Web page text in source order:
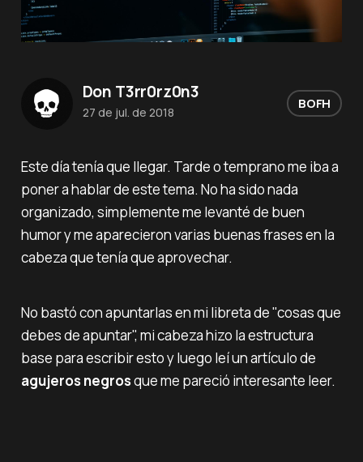
Este día tenía que llegar. Tarde o temprano me iba a
poner a hablar de este tema. No ha sido nada
organizado, simplemente me levanté de buen
humor y me aparecieron varias buenas frases en la
cabeza que tenía que aprovechar.
No bastó con apuntarlas en mi libreta de "cosas que
debes de apuntar", mi cabeza hizo la estructura
base para escribir esto y luego leí un artículo de
agujeros negrosque me pareció interesante leer.
Don T3rr0rz0n3
27 de jul. de 2018
BOFH